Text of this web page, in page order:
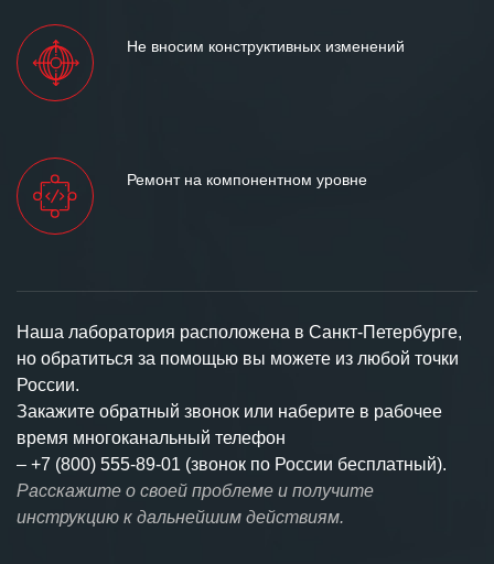
Не вносим конструктивных изменений
Ремонт на компонентном уровне
Наша лаборатория расположена в Санкт-Петербурге,
но обратиться за помощью вы можете из любой точки
России.
Закажите обратный звонок или наберите в рабочее
время многоканальный телефон
– +7 (800) 555-89-01 (звонок по России бесплатный).
Расскажите о своей проблеме и получите
инструкцию к дальнейшим действиям.